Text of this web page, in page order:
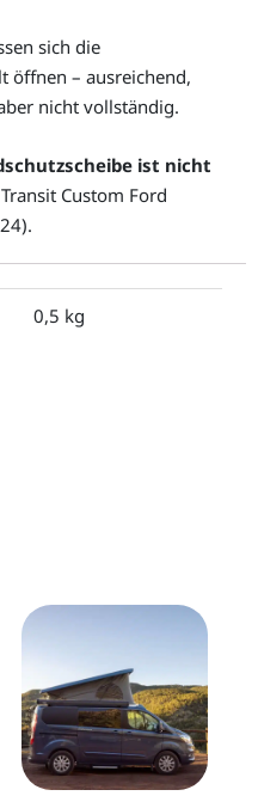
sich die
öffnen – ausreichend,
nicht vollständig.
ist nicht
Custom Ford
0,5 kg